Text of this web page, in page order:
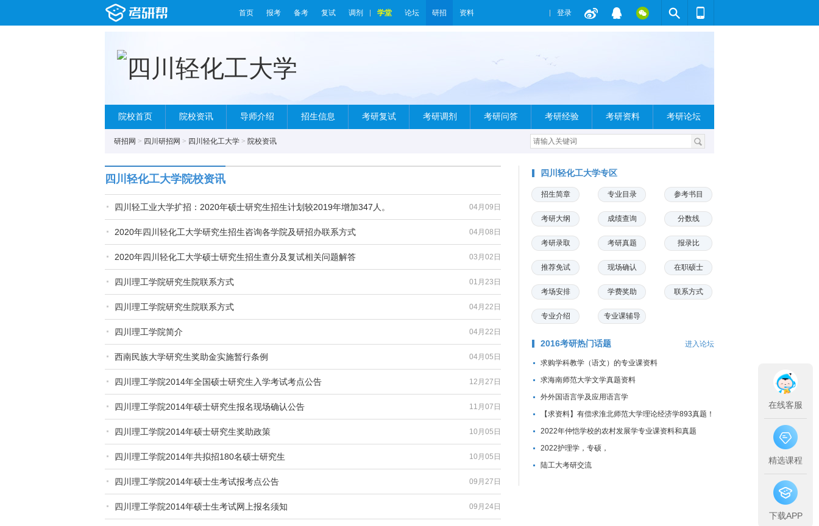
首页 报考 备考 复试 调剂 学堂 论坛 研招 资料 登录
院校首页 院校资讯 导师介绍 招生信息 考研复试 考研调剂 考研问答 考研经验 考研资料 考研论坛
研招网 > 四川研招网 > 四川轻化工大学 > 院校资讯
四川轻化工大学院校资讯
04月09日
四川轻工业大学扩招：2020年硕士研究生招生计划较2019年增加347人。
04月08日
2020年四川轻化工大学研究生招生咨询各学院及研招办联系方式
03月02日
2020年四川轻化工大学硕士研究生招生查分及复试相关问题解答
01月23日
四川理工学院研究生院联系方式
04月22日
四川理工学院研究生院联系方式
04月22日
四川理工学院简介
04月05日
西南民族大学研究生奖助金实施暂行条例
12月27日
四川理工学院2014年全国硕士研究生入学考试考点公告
11月07日
四川理工学院2014年硕士研究生报名现场确认公告
10月05日
四川理工学院2014年硕士研究生奖助政策
10月05日
四川理工学院2014年共拟招180名硕士研究生
09月27日
四川理工学院2014年硕士生考试报考点公告
09月24日
四川理工学院2014年硕士生考试网上报名须知
四川轻化工大学专区
招生简章 专业目录 参考书目
考研大纲 成绩查询 分数线
考研录取 考研真题 报录比
推荐免试 现场确认 在职硕士
考场安排 学费奖助 联系方式
专业介绍 专业课辅导
2016考研热门话题 进入论坛
求购学科教学（语文）的专业课资料
求海南师范大学文学真题资料
外外国语言学及应用语言学
【求资料】有偿求淮北师范大学理论经济学893真题！
2022年仲恺学校的农村发展学专业课资料和真题
2022护理学，专硕，
陆工大考研交流
在线客服
精选课程
下载APP